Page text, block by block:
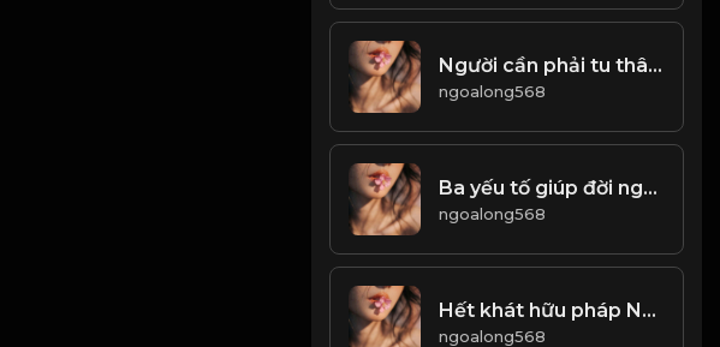
Người cần phải tu thân lập đức, lấy đức lập thân. Đạo
ngoalong568
Ba yếu tố giúp đời người vươn tới đỉnh cao! & Đạo
ngoalong568
Hết khát hữu pháp Như giấc mơ hão huyền...! Đạo
ngoalong568